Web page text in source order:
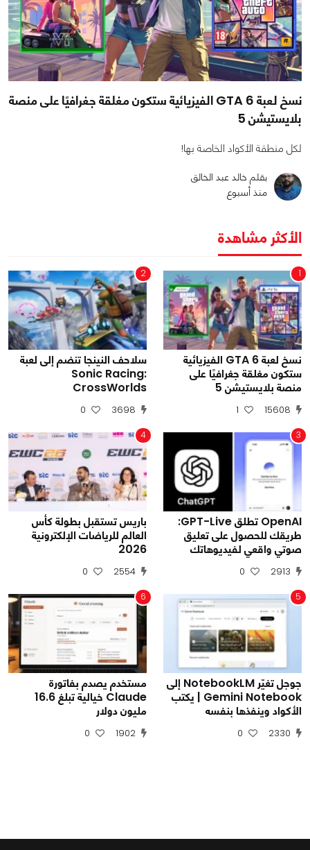
نسخ لعبة GTA 6 الفيزيائية ستكون مغلقة جغرافيًا على منصة
بلايستيشن 5
لكل منطقة الأكواد الخاصة بها!
بقلم خالد عبد الخالق
منذ أسبوع
الأكثر مشاهدة
1
نسخ لعبة GTA 6 الفيزيائية
ستكون مغلقة جغرافيًا على
منصة بلايستيشن 5
15608
1
2
سلاحف النينجا تنضم إلى لعبة
Sonic Racing:
CrossWorlds
3698
0
3
OpenAI تطلق GPT-Live:
طريقك للحصول على تعليق
صوتي واقعي لفيديوهاتك
2913
0
4
باريس تستقبل بطولة كأس
العالم للرياضات الإلكترونية
2026
2554
0
5
جوجل تغيّر NotebookLM إلى
Gemini Notebook | يكتب
الأكواد وينفذها بنفسه
2330
0
6
مستخدم يصدم بفاتورة
Claude خيالية تبلغ 16.6
مليون دولار
1902
0